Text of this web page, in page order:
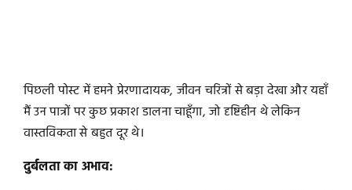
पिछली पोस्ट में हमने प्रेरणादायक, जीवन चरित्रों से बड़ा देखा और यहाँ
मैं उन पात्रों पर कुछ प्रकाश डालना चाहूँगा, जो दृष्टिहीन थे लेकिन
वास्तविकता से बहुत दूर थे।
दुर्बलता का अभाव: